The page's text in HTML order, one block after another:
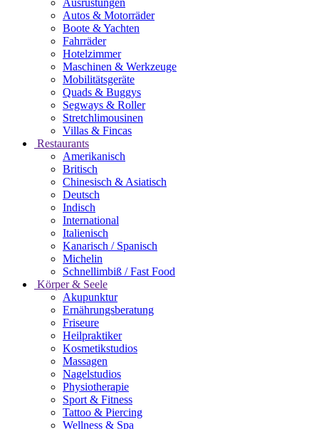
Ausrüstungen
Autos & Motorräder
Boote & Yachten
Fahrräder
Hotelzimmer
Maschinen & Werkzeuge
Mobilitätsgeräte
Quads & Buggys
Segways & Roller
Stretchlimousinen
Villas & Fincas
Restaurants
Amerikanisch
Britisch
Chinesisch & Asiatisch
Deutsch
Indisch
International
Italienisch
Kanarisch / Spanisch
Michelin
Schnellimbiß / Fast Food
Körper & Seele
Akupunktur
Ernährungsberatung
Friseure
Heilpraktiker
Kosmetikstudios
Massagen
Nagelstudios
Physiotherapie
Sport & Fitness
Tattoo & Piercing
Wellness & Spa